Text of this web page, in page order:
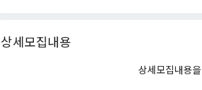
상세모집내용
상세모집내용을